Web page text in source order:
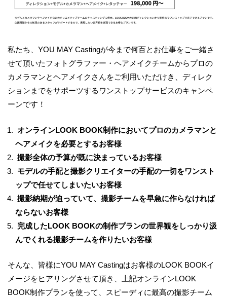
私たち、 YOU MAY Castingが今まで何百とお仕事をご一緒さ
せて頂いたフォトグラファー・ヘアメイクチームからプロの
カメラマンとヘアメイクさんをご利用いただけき、 ディレク
ションまでをサポーツするワンストップサービスのキャンペ
ーンです！
オンラインLOOK BOOK制作においてプロのカメラマンと
ヘアメイクを必要とするお客様
撮影全体の予算が既に決まっているお客様
モデルの手配と撮影クリエイターの手配の一切をワンスト
ップで任せてしまいたいお客様
撮影納期が迫っていて、撮影チームを早急に作らなければ
ならないお客様
完成したLOOK BOOKの制作プランの世界観をしっかり汲
んでくれる撮影チームを作りたいお客様
そんな、皆様にYOU MAY Castingはお客様のLOOK BOOKイ
メージをヒアリングさせて頂き、
上記オンラインLOOK
BOOK制作プランを使って、スピーディに最高の撮影チーム